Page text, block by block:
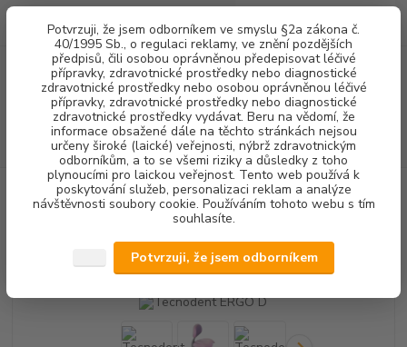
Potvrzuji, že jsem odborníkem ve smyslu §2a zákona č.
40/1995 Sb., o regulaci reklamy, ve znění pozdějších
předpisů, čili osobou oprávněnou předepisovat léčivé
přípravky, zdravotnické prostředky nebo diagnostické
zdravotnické prostředky nebo osobou oprávněnou léčivé
přípravky, zdravotnické prostředky nebo diagnostické
zdravotnické prostředky vydávat. Beru na vědomí, že
informace obsažené dále na těchto stránkách nejsou
určeny široké (laické) veřejnosti, nýbrž zdravotnickým
odborníkům, a to se všemi riziky a důsledky z toho
plynoucími pro laickou veřejnost. Tento web používá k
poskytování služeb, personalizaci reklam a analýze
návštěvnosti soubory cookie. Používáním tohoto webu s tím
souhlasíte.
Potvrzuji, že jsem odborníkem
Menu
CZK
Hledat
(Po-Pá, 8-16 hod.)
za0,00 Kč
VYBAVENÍ ORDINACE ŽIDLIČKY Tecnodent ERGO D
Tecnodent ERGO D